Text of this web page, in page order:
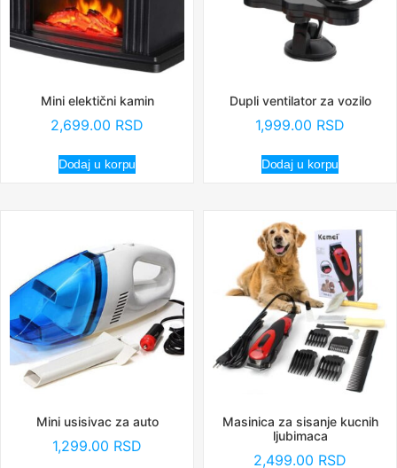
Mini elektični kamin
2,699.00 RSD
Dodaj u korpu
Dupli ventilator za vozilo
1,999.00 RSD
Dodaj u korpu
Mini usisivac za auto
1,299.00 RSD
Masinica za sisanje kucnih
ljubimaca
2,499.00 RSD